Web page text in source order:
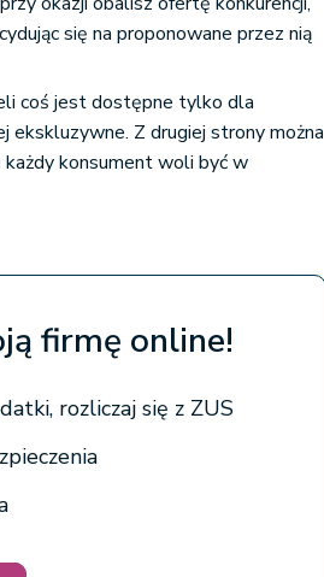
się na proponowane przez nią
coś jest dostępne tylko dla
ekskluzywne. Z drugiej strony można
każdy konsument woli być w
firmę online!
rozliczaj się z ZUS